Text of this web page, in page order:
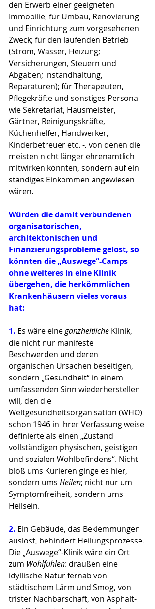
den Erwerb einer geeigneten
Immobilie; für Umbau, Renovierung
und Einrichtung zum vorgesehenen
Zweck; für den laufenden Betrieb
(Strom, Wasser, Heizung;
Versicherungen, Steuern und
Abgaben; Instandhaltung,
Reparaturen); für Therapeuten,
Pflegekräfte und sonstiges Personal -
wie Sekretariat, Hausmeister,
Gärtner, Reinigungskräfte,
Küchenhelfer, Handwerker,
Kinderbetreuer etc. -, von denen die
meisten nicht länger ehrenamtlich
mitwirken könnten, sondern auf ein
ständiges Einkommen angewiesen
wären.
Würden die damit verbundenen
organisatorischen,
architektonischen und
Finanzierungsprobleme gelöst, so
könnten die „Auswege“-Camps
ohne weiteres in eine Klinik
übergehen, die herkömmlichen
Krankenhäusern vieles voraus
hat:
1. Es wäre eine ganzheitliche Klinik,
die nicht nur manifeste
Beschwerden und deren
organischen Ursachen beseitigen,
sondern „Gesundheit“ in einem
umfassenden Sinn wiederherstellen
will, den die
Weltgesundheitsorganisation (WHO)
schon 1946 in ihrer Verfassung weise
definierte als einen „Zustand
vollständigen physischen, geistigen
und sozialen Wohlbefindens“. Nicht
bloß ums Kurieren ginge es hier,
sondern ums Heilen; nicht nur um
Symptomfreiheit, sondern ums
Heilsein.
2. Ein Gebäude, das Beklemmungen
auslöst, behindert Heilungsprozesse.
Die „Auswege“-Klinik wäre ein Ort
zum Wohlfühlen: draußen eine
idyllische Natur fernab von
städtischem Lärm und Smog, von
trister Nachbarschaft, von Asphalt-